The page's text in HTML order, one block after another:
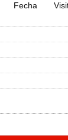
Fecha